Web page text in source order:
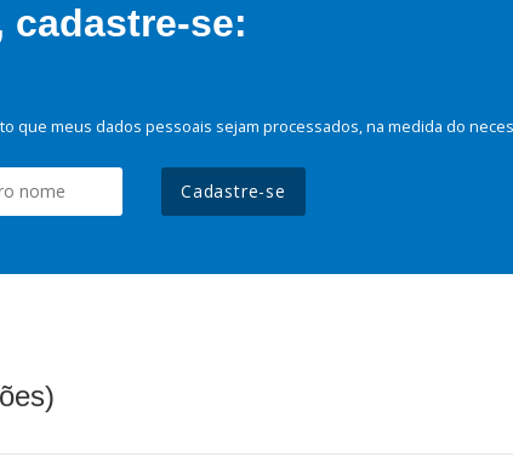
cadastre-se:
que meus dados pessoais sejam processados, na medida do
Cadastre-se